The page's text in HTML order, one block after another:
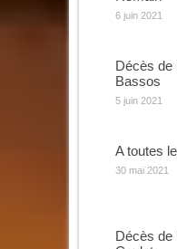
6 juin 2021
Décès de
Bassos
5 juin 2021
A toutes
30 mai 2021
Décès de